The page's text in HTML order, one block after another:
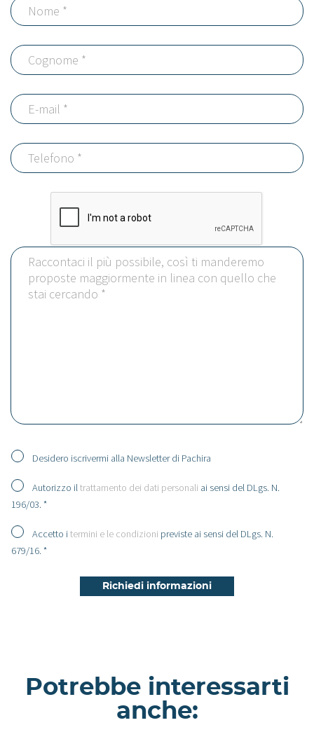
Desidero iscrivermi alla Newsletter di Pachira
Autorizzo iltrattamento dei dati personali ai sensi del DLgs. N.
196/03. *
Accetto itermini e le condizioni previste ai sensi del DLgs. N.
679/16. *
Potrebbe interessarti
anche: